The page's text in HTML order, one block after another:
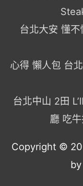
台北大安 懂
心得 懶人包 台
台北中山 2田
廳 吃
Copyright ©